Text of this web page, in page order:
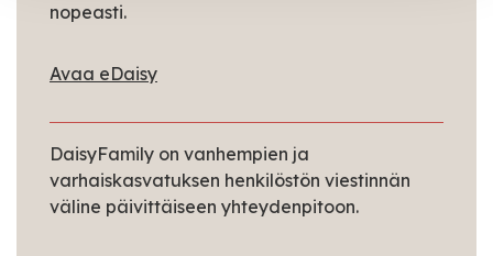
nopeasti.
Avaa eDaisy
DaisyFamily on vanhempien ja
varhaiskasvatuksen henkilöstön viestinnän
väline päivittäiseen yhteydenpitoon.